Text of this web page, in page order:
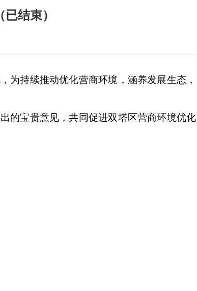
结束）
为持续推动优化营商环境，涵养发展生态，
的宝贵意见，共同促进双塔区营商环境优化